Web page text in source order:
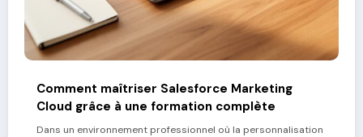
Comment maîtriser Salesforce Marketing
Cloud grâce à une formation complète
Dans un environnement professionnel où la personnalisation